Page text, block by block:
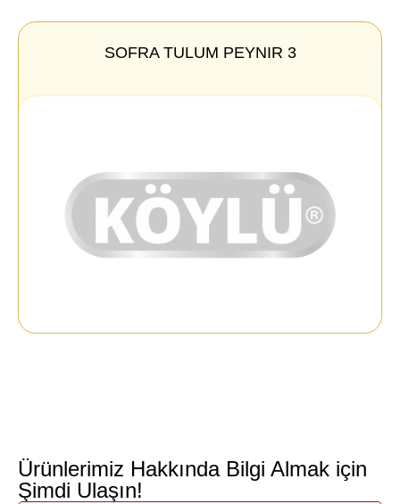
SOFRA TULUM PEYNIR 3
Ürünlerimiz Hakkında Bilgi Almak için
Şimdi Ulaşın!